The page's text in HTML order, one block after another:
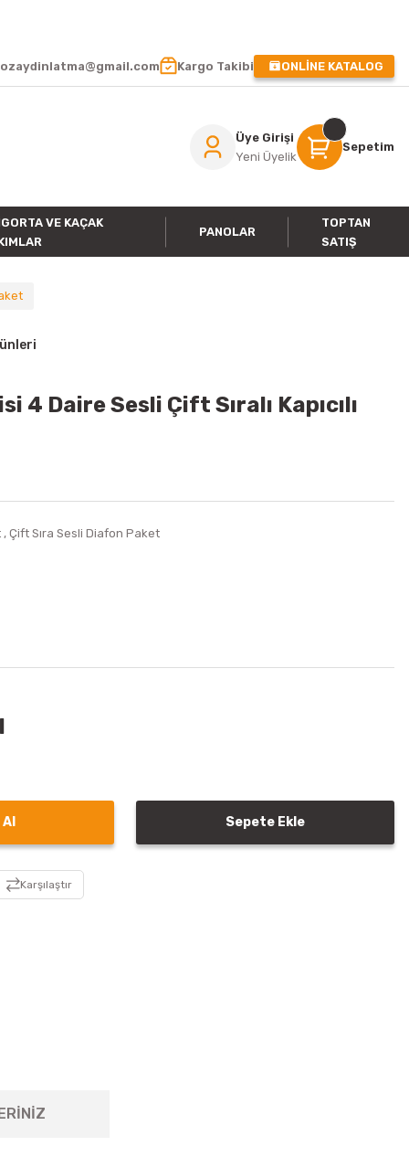
Kargo Takibi ONLİNE KATALOG
Üye Girişi
Yeni Üyelik
Sepetim
VE KAÇAK
PANOLAR
TOPTAN
SATIŞ
4 Daire Sesli Çift Sıralı Kapıcılı
,Çift Sıra Sesli Diafon Paket
Sepete Ekle
Karşılaştır